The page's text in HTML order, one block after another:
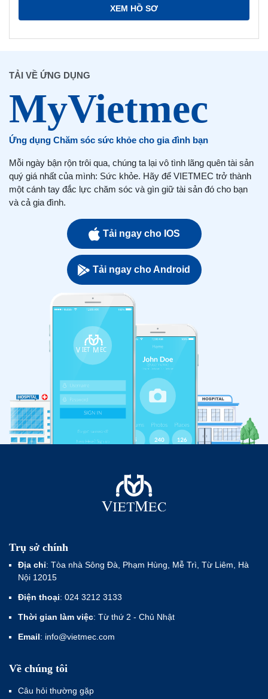
XEM HỒ SƠ
TẢI VỀ ỨNG DỤNG
Ứng dụng Chăm sóc sức khỏe cho gia đình bạn
Mỗi ngày bận rộn trôi qua, chúng ta lại vô tình lãng quên tài sản
quý giá nhất của mình: Sức khỏe. Hãy để VIETMEC trở thành
một cánh tay đắc lực chăm sóc và gìn giữ tài sản đó cho bạn
và cả gia đình.
Tải ngay cho IOS
Tải ngay cho Android
Trụ sở chính
Địa chỉ: Tòa nhà Sông Đà, Phạm Hùng, Mễ Trì, Từ Liêm, Hà
Nội 12015
Điện thoại: 024 3212 3133
Thời gian làm việc: Từ thứ 2 - Chủ Nhật
Email: info@vietmec.com
Về chúng tôi
Câu hỏi thường gặp